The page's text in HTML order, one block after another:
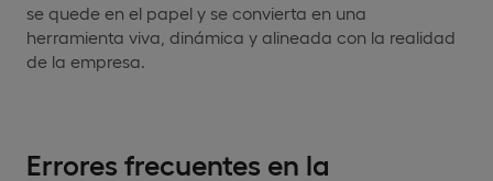
se quede en el papel y se convierta en una
herramienta viva, dinámica y alineada con la realidad
de la empresa.
Errores frecuentes en la